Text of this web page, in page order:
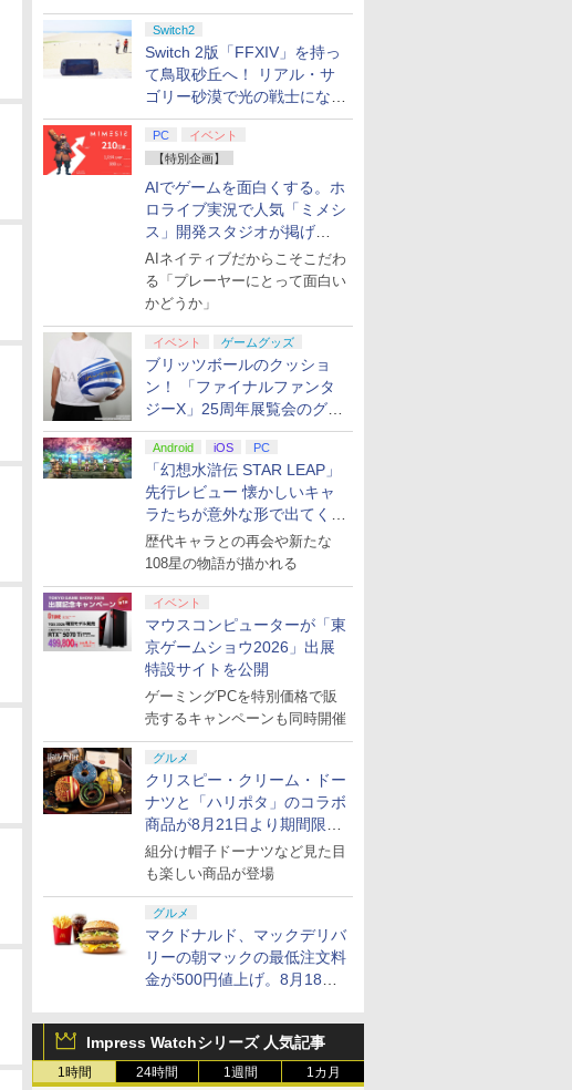
Switch2
Switch 2版「FFXIV」を持っ
て鳥取砂丘へ！ リアル・サ
ゴリー砂漠で光の戦士になっ
てみた
PC
イベント
【特別企画】
AIでゲームを面白くする。ホ
ロライブ実況で人気「ミメシ
ス」開発スタジオが掲げ
る“AI活用の信念”とは？【講
演レポート】
AIネイティブだからこそこだわ
る「プレーヤーにとって面白い
かどうか」
イベント ゲームグッズ
ブリッツボールのクッショ
ン！ 「ファイナルファンタ
ジーX」25周年展覧会のグッ
ズ情報が公開
Android iOS PC
「幻想水滸伝 STAR LEAP」
先行レビュー 懐かしいキャ
ラたちが意外な形で出てくる
シリーズ完全新作！
歴代キャラとの再会や新たな
108星の物語が描かれる
イベント
マウスコンピューターが「東
京ゲームショウ2026」出展
特設サイトを公開
ゲーミングPCを特別価格で販
売するキャンペーンも同時開催
グルメ
クリスピー・クリーム・ドー
ナツと「ハリポタ」のコラボ
商品が8月21日より期間限定
で発売
組分け帽子ドーナツなど見た目
も楽しい商品が登場
グルメ
マクドナルド、マックデリバ
リーの朝マックの最低注文料
金が500円値上げ。8月18日
Impress Watchシリーズ 人気記事
1時間 24時間 1週間 1カ月